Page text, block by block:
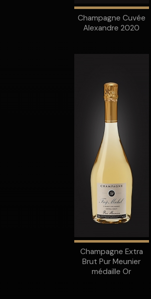
Champagne Cuvée
Alexandre 2020
Champagne Extra
Brut Pur Meunier
médaille Or